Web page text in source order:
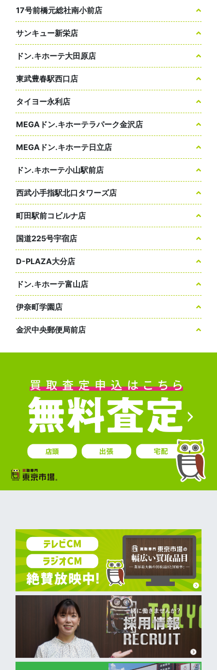
17号前橋元総社南小前店
サンキュー新栄店
ドン.キホーテ大田原店
東武豊春駅西口店
タイヨー永利店
MEGAドン.キホーテラパーク金沢店
MEGAドン.キホーテ日立店
ドン.キホーテ小山駅前店
西武小手指駅北口タワーズ店
町田駅前コビルナ店
国道225号宇宿店
D-PLAZA大分店
ドン.キホーテ富山店
伊奈町学園店
金沢中央郵便局前店